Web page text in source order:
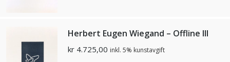
Herbert Eugen Wiegand – Offline lll
kr 4.725,00 inkl. 5% kunstavgift